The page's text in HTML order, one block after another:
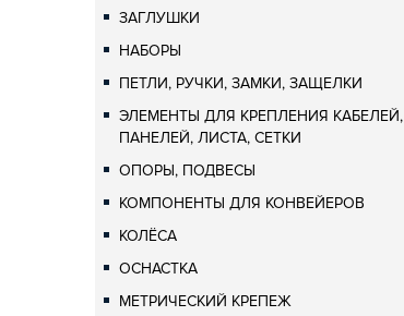
ЗАГЛУШКИ
НАБОРЫ
ПЕТЛИ, РУЧКИ, ЗАМКИ, ЗАЩЕЛКИ
ЭЛЕМЕНТЫ ДЛЯ КРЕПЛЕНИЯ КАБЕЛЕЙ,
ПАНЕЛЕЙ, ЛИСТА, СЕТКИ
ОПОРЫ, ПОДВЕСЫ
КОМПОНЕНТЫ ДЛЯ КОНВЕЙЕРОВ
КОЛЁСА
ОСНАСТКА
МЕТРИЧЕСКИЙ КРЕПЕЖ